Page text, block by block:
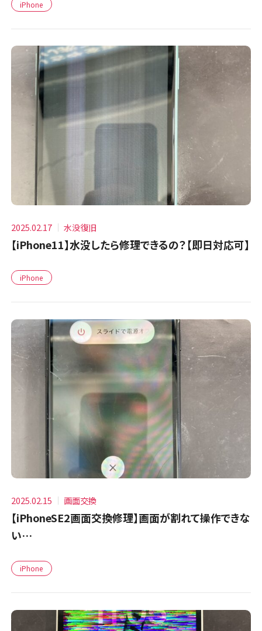
iPhone
2025.02.17 水没復旧
【iPhone11】水没したら修理できるの？【即日対応可】
iPhone
2025.02.15 画面交換
【iPhoneSE2画面交換修理】画面が割れて操作できな
い…
iPhone